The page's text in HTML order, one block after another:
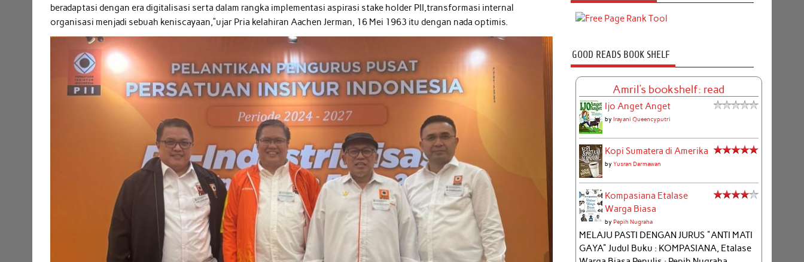
beradaptasi dengan era digitalisasi serta dalam rangka implementasi aspirasi stake holder PII,transformasi internal
organisasi menjadi sebuah keniscayaan,”ujar Pria kelahiran Aachen Jerman, 16 Mei 1963 itu dengan nada optimis.
GOOD READS BOOK SHELF
Amril's bookshelf: read
Ijo Anget Anget
by Irayani Queencyputri
Kopi Sumatera di Amerika
by Yusran Darmawan
Kompasiana Etalase
Warga Biasa
by Pepih Nugraha
MELAJU PASTI DENGAN JURUS "ANTI MATI
GAYA" Judul Buku : KOMPASIANA, Etalase